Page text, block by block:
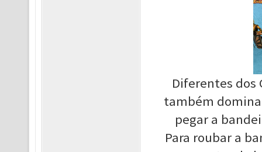
Diferentes dos
também
pegar a
Para roubar a